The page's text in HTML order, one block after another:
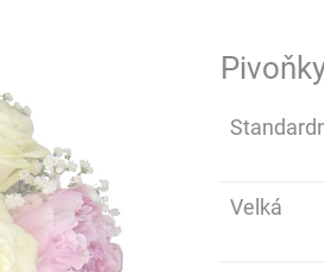
Velká